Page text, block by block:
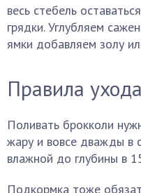
весь стебель
грядки. Углубляем
ямки добавляем золу
Правила ухода
Поливать брокколи
жару и вовсе дважды в
влажной до глубины в
Подкормка тоже